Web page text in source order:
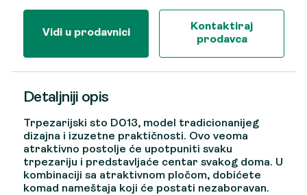
Vidi u prodavnici
Kontaktiraj
prodavca
Detaljniji opis
Trpezarijski sto D013, model tradicionanijeg
dizajna i izuzetne praktičnosti. Ovo veoma
atraktivno postolje će upotpuniti svaku
trpezariju i predstavljaće centar svakog doma. U
kombinaciji sa atraktivnom pločom, dobićete
komad nameštaja koji će postati nezaboravan.